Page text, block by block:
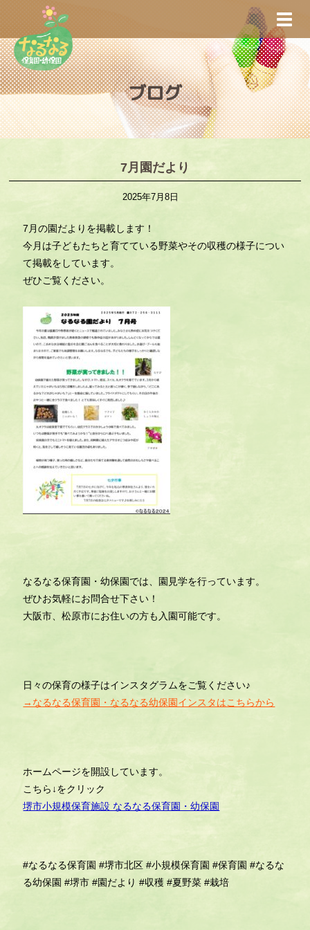
i
p
t
o
m
a
ブログ
7月園だより
2025年7月8日
7月の園だよりを掲載します！
今月は子どもたちと育てている野菜やその収穫の様子につい
て掲載をしています。
ぜひご覧ください。
なるなる保育園・幼保園では、園見学を行っています。
ぜひお気軽にお問合せ下さい！
大阪市、松原市にお住いの方も入園可能です。
日々の保育の様子はインスタグラムをご覧ください♪
→なるなる保育園・なるなる幼保園インスタはこちらから
ホームページを開設しています。
こちら↓をクリック
堺市小規模保育施設 なるなる保育園・幼保園
#なるなる保育園 #堺市北区 #小規模保育園 #保育園 #なるな
る幼保園 #堺市 #園だより #収穫 #夏野菜 #栽培